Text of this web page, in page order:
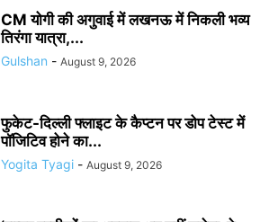
CM योगी की अगुवाई में लखनऊ में निकली भव्य
तिरंगा यात्रा,...
Gulshan - August 9, 2026
फुकेट-दिल्ली फ्लाइट के कैप्टन पर डोप टेस्ट में
पॉजिटिव होने का...
Yogita Tyagi - August 9, 2026